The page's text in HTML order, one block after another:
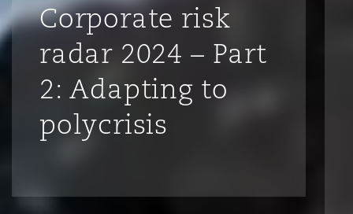
Corporate risk
radar 2024 – Part
2: Adapting to
polycrisis